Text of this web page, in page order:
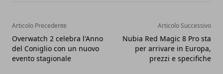
Articolo Precedente
Overwatch 2 celebra l'Anno
del Coniglio con un nuovo
evento stagionale
Articolo Successivo
Nubia Red Magic 8 Pro sta
per arrivare in Europa,
prezzi e specifiche